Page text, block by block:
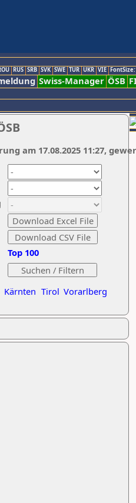
RUS SRB SVK SWE TUR UKR VIE
Swiss-Manager ÖSB
Kärnten Tirol Vorarlberg
Top 100
am 17.08.2025 11:27,